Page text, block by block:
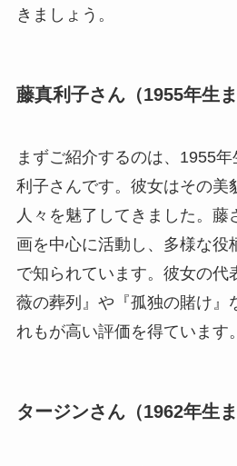
きましょう。
藤真利子さん（1955年生ま
まずご紹介するのは、1955
利子さんです。彼女はその美
人々を魅了してきました。藤
画を中心に活動し、多様な役
で知られています。彼女の代
薇の葬列』や『孤独の賭け』
れもが高い評価を得ています。
タージンさん（1962年生ま